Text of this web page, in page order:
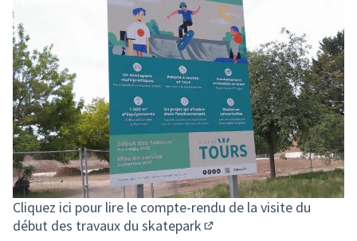
Cliquez ici pour lire le compte-rendu de la visite du
début des travaux du skatepark